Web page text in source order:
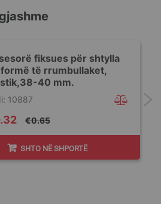
fiksues për shtylla
të rrumbullaket,
40 mm.
€0.65
10887
SHTO NË SHPORTË